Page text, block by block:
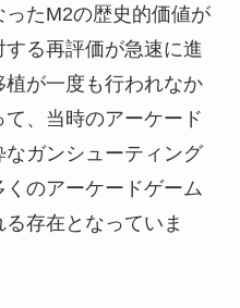
たM2の歴史的価値が
る再評価が急速に進
が一度も行われなか
、当時のアーケード
ガンシューティング
のアーケードゲーム
存在となっていま